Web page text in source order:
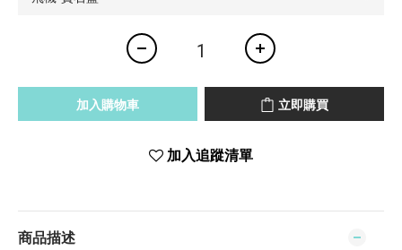
加入購物車 立即購買
加入追蹤清單
商品描述